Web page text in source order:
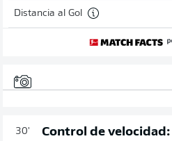
Distancia al Gol
30'
Control de